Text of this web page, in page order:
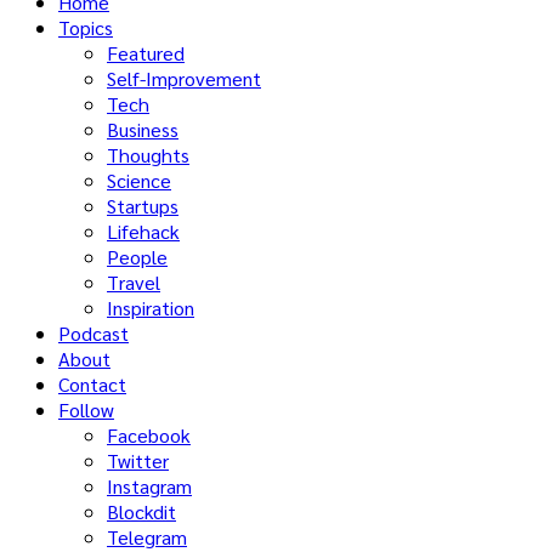
Topics
Featured
Self-Improvement
Tech
Business
Thoughts
Science
Startups
Lifehack
People
Travel
Inspiration
Podcast
About
Contact
Follow
Facebook
Twitter
Instagram
Blockdit
Telegram